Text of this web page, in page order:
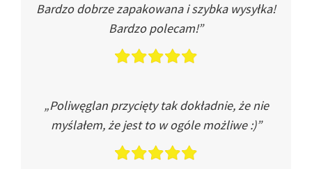
Bardzo dobrze zapakowana i szybka wysyłka!
Bardzo polecam!”
„Poliwęglan przycięty tak dokładnie, że nie
myślałem, że jest to w ogóle możliwe :)”